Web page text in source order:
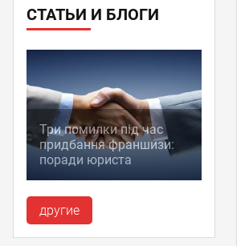
СТАТЬИ И БЛОГИ
Три помилки під час
придбання франшизи:
поради юриста
другие